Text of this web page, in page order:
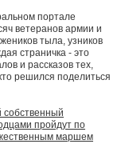
портале
ветеранов армии и
тыла, узников
страничка - это
и рассказов тех,
решился поделиться
пройдут по
маршем